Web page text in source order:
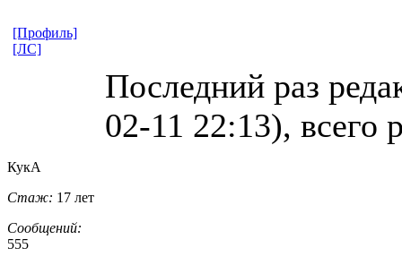
Последний раз
02-11 22:13), всего
[Профиль]
[ЛС]
КукА
Стаж: 17 лет
Сообщений:
555